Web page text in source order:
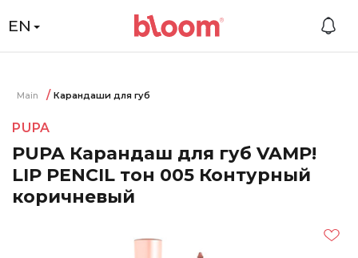
EN
Main Карандаши для губ
PUPA
PUPA Карандаш для губ VAMP!
LIP PENCIL тон 005 Контурный
коричневый